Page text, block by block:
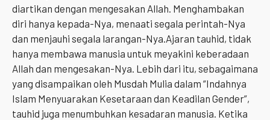
diartikan dengan mengesakan Allah. Menghambakan
diri hanya kepada-Nya, menaati segala perintah-Nya
dan menjauhi segala larangan-Nya.Ajaran tauhid, tidak
hanya membawa manusia untuk meyakini keberadaan
Allah dan mengesakan-Nya. Lebih dari itu, sebagaimana
yang disampaikan oleh Musdah Mulia dalam “Indahnya
Islam Menyuarakan Kesetaraan dan Keadilan Gender”,
tauhid juga menumbuhkan kesadaran manusia. Ketika